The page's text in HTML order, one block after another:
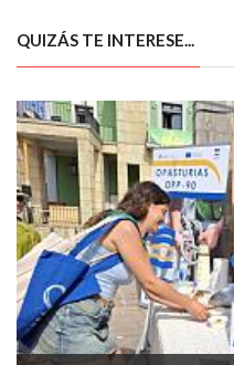
QUIZÁS TE INTERESE...